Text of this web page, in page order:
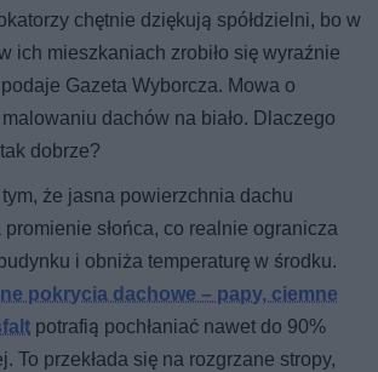
chętnie dziękują spółdzielni, bo w
ich mieszkaniach zrobiło się wyraźnie
Gazeta Wyborcza. Mowa o
dachów na biało. Dlaczego
dobrze?
że jasna powierzchnia dachu
słońca, co realnie ogranicza
i obniża temperaturę w środku.
pokrycia dachowe – papy, ciemne
potrafią pochłaniać nawet do 90%
To przekłada się na rozgrzane stropy,